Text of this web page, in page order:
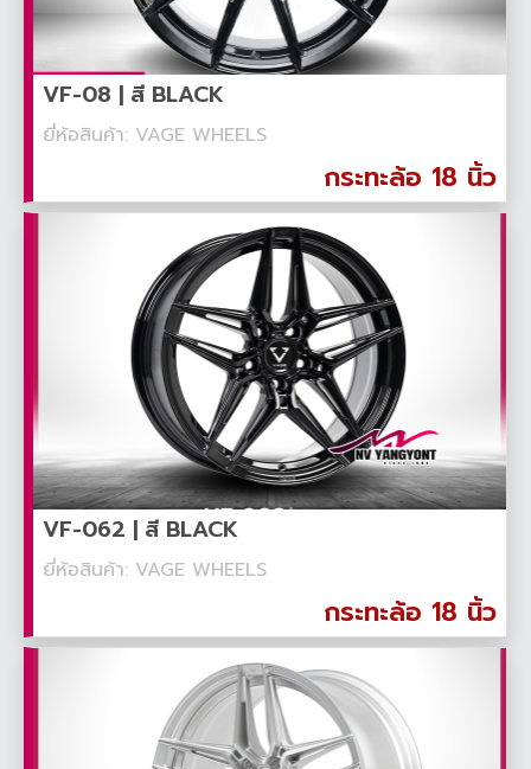
VF-08 | สี BLACK
ยี่ห้อสินค้า: VAGE WHEELS
กระทะล้อ 18 นิ้ว
VF-062 | สี BLACK
ยี่ห้อสินค้า: VAGE WHEELS
กระทะล้อ 18 นิ้ว